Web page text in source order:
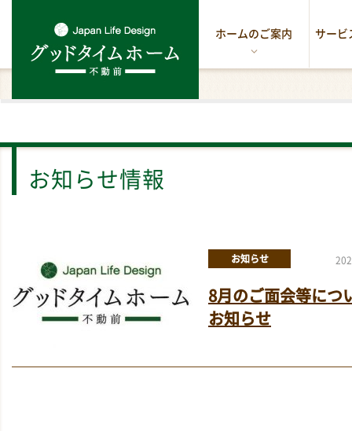
ホームのご案内 サービ
お知らせ情報
お知らせ
8月のご面会等につ
お知らせ